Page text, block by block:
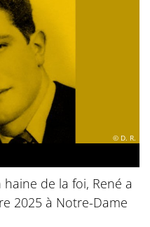
© D. R.
de la foi, René a
2025 à Notre-Dame